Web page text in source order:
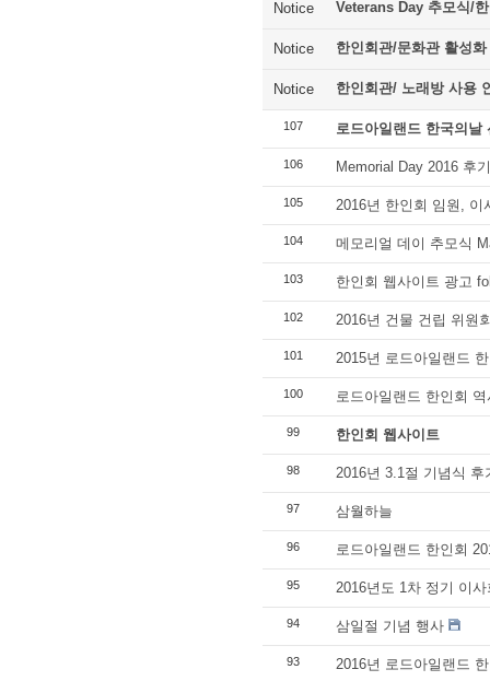
Notice Veterans Day 추모식/
Notice 한인회관/문화관 활성화
Notice 한인회관/ 노래방 사용
107 로드아일랜드 한국의날
106 Memorial Day 2016 후기
105 2016년 한인회 임원,
104 메모리얼 데이 추모식
103 한인회 웹사이트 광고
102 2016년 건물 건립 위원
101 2015년 로드아일랜드
100 로드아일랜드 한인회 역
99 한인회 웹사이트
98 2016년 3.1절 기념식 후
97 삼월하늘
96 로드아일랜드 한인회
95 2016년도 1차 정기 이
94 삼일절 기념 행사
93 2016년 로드아일랜드